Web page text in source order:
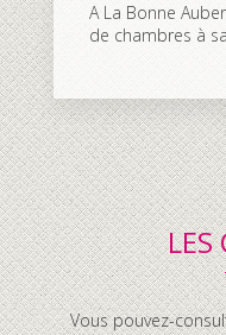
A La Bonne
de chambres à
LES
Vous pouvez-